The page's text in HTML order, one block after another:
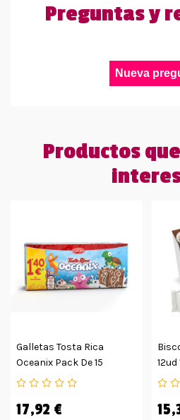
Preguntas y
Nueva
Productos
Galletas Tosta Rica
Oceanix Pack De 15
Unidades De 160g
17,92 €
12ud